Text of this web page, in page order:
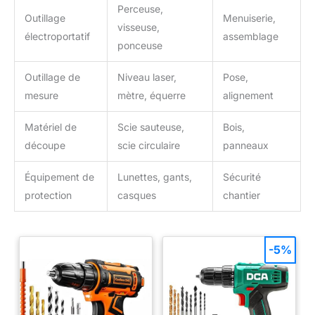
Outillage
électroportatif
Perceuse,
visseuse,
ponceuse
Menuiserie,
assemblage
Outillage de
mesure
Niveau laser,
mètre, équerre
Pose,
alignement
Matériel de
découpe
Scie sauteuse,
scie circulaire
Bois,
panneaux
Équipement de
protection
Lunettes, gants,
casques
Sécurité
chantier
-5%